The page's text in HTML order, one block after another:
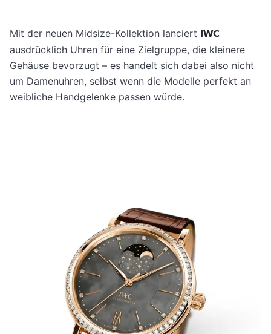
Mit der neuen Midsize-Kollektion lanciert IWC
ausdrücklich Uhren für eine Zielgruppe, die kleinere
Gehäuse bevorzugt – es handelt sich dabei also nicht
um Damenuhren, selbst wenn die Modelle perfekt an
weibliche Handgelenke passen würde.